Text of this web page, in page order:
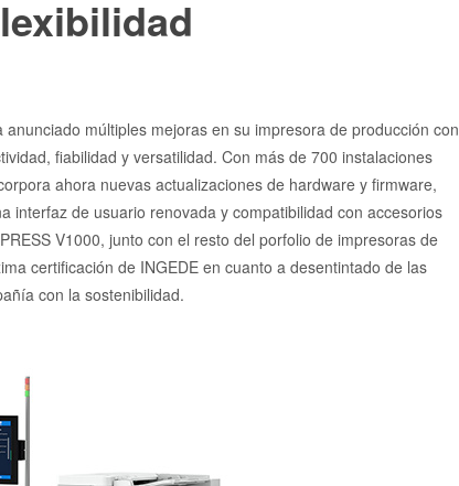
múltiples mejoras en su impresora de producción con
fiabilidad y versatilidad. Con más de 700 instalaciones
ahora nuevas actualizaciones de hardware y firmware,
interfaz de usuario renovada y compatibilidad con accesorios
V1000, junto con el resto del porfolio de impresoras de
certificación de INGEDE en cuanto a desentintado de las
con la sostenibilidad.